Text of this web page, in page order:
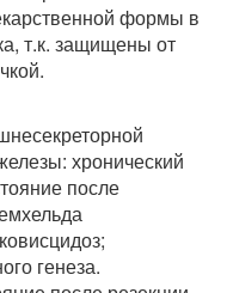
формы в
т.к. защищены от
хронический
после
генеза.